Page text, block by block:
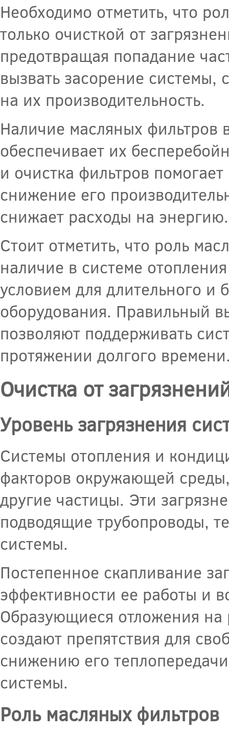
Необходимо отметить, что
только очисткой от
предотвращая попадание
вызвать засорение системы,
на их производительность.
Наличие масляных фильтров
обеспечивает их
и очистка фильтров
снижение его
снижает расходы на энергию.
Стоит отметить, что роль
наличие в системе
условием для длительного
оборудования. Правильный
позволяют поддерживать
протяжении долгого
Очистка от
Уровень загрязнения
Системы отопления и
факторов окружающей
другие частицы. Эти
подводящие трубопроводы,
системы.
Постепенное скапливание
эффективности ее работы и
Образующиеся отложения на
создают препятствия для
снижению его
системы.
Роль масляных фильтров